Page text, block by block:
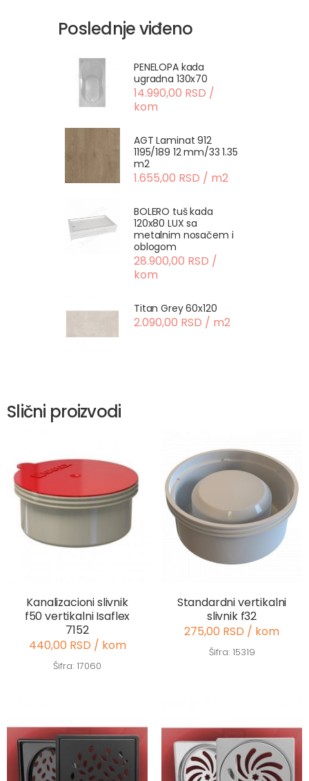
Poslednje viđeno
PENELOPA kada
ugradna 130x70
14.990,00 RSD /
kom
AGT Laminat 912
1195/189 12 mm/33 1.35
m2
1.655,00 RSD / m2
BOLERO tuš kada
120x80 LUX sa
metalnim nosačem i
oblogom
28.900,00 RSD /
kom
Titan Grey 60x120
2.090,00 RSD / m2
Slični proizvodi
Kanalizacioni slivnik
f50 vertikalni Isaflex
7152
440,00 RSD / kom
Šifra: 17060
Standardni vertikalni
slivnik f32
275,00 RSD / kom
Šifra: 15319